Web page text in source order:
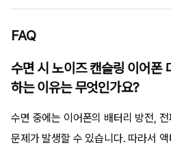
FAQ
수면 시 노이즈 캔슬링 이어폰
하는 이유는 무엇인가요?
수면 중에는 이어폰의 배터리 방전,
문제가 발생할 수 있습니다. 따라서